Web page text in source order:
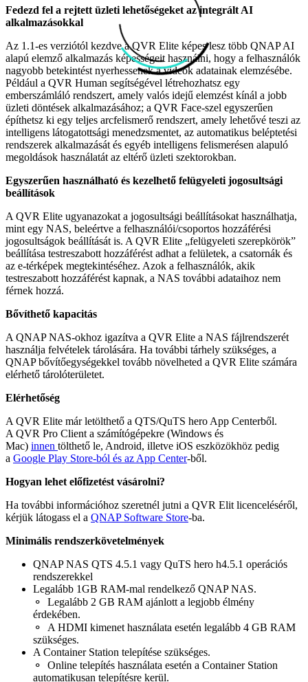
Fedezd fel a rejtett üzleti lehetőségeket az integrált AI
alkalmazásokkal
Az 1.1-es verziótól kezdve a QVR Elite képes lesz több QNAP AI
alapú elemző alkalmazás képességeit használni, hogy a felhasználók
nagyobb betekintést nyerhessenek a videók adatainak elemzésébe.
Például a QVR Human segítségével létrehozhatsz egy
emberszámláló rendszert, amely valós idejű elemzést kínál a jobb
üzleti döntések alkalmazásához; a QVR Face-szel egyszerűen
építhetsz ki egy teljes arcfelismerő rendszert, amely lehetővé teszi az
intelligens látogatottsági menedzsmentet, az automatikus beléptetési
rendszerek alkalmazását és egyéb intelligens felismerésen alapuló
megoldások használatát az eltérő üzleti szektorokban.
Egyszerűen használható és kezelhető felügyeleti jogosultsági
beállítások
A QVR Elite ugyanazokat a jogosultsági beállításokat használhatja,
mint egy NAS, beleértve a felhasználói/csoportos hozzáférési
jogosultságok beállítását is. A QVR Elite „felügyeleti szerepkörök”
beállítása testreszabott hozzáférést adhat a felületek, a csatornák és
az e-térképek megtekintéséhez. Azok a felhasználók, akik
testreszabott hozzáférést kapnak, a NAS további adataihoz nem
férnek hozzá.
Bővíthető kapacitás
A QNAP NAS-okhoz igazítva a QVR Elite a NAS fájlrendszerét
használja felvételek tárolására. Ha további tárhely szükséges, a
QNAP bővítőegységekkel tovább növelheted a QVR Elite számára
elérhető tárolóterületet.
Elérhetőség
A QVR Elite már letölthető a QTS/QuTS hero App Centerből.
A QVR Pro Client a számítógépekre (Windows és
Mac) innen tölthető le, Android, illetve iOS eszközökhöz pedig
a Google Play Store-ból és az App Center-ből.
Hogyan lehet előfizetést vásárolni?
Ha további információhoz szeretnél jutni a QVR Elit licenceléséről,
kérjük látogass el a QNAP Software Store-ba.
Minimális rendszerkövetelmények
QNAP NAS QTS 4.5.1 vagy QuTS hero h4.5.1 operációs
rendszerekkel
Legalább 1GB RAM-mal rendelkező QNAP NAS.
⚬ Legalább 2 GB RAM ajánlott a legjobb élmény
érdekében.
⚬ A HDMI kimenet használata esetén legalább 4 GB RAM
szükséges.
A Container Station telepítése szükséges.
⚬ Online telepítés használata esetén a Container Station
automatikusan telepítésre kerül.